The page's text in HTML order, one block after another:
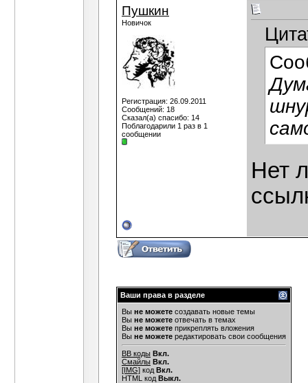
Пушкин
Новичок
Регистрация: 26.09.2011
Сообщений: 18
Сказал(а) спасибо: 14
Поблагодарили 1 раз в 1
сообщении
Нет
Ваши права в разделе
Вы не можете создавать новые темы
Вы не можете отвечать в темах
Вы не можете прикреплять вложения
Вы не можете редактировать свои сообщения
BB коды Вкл.
Смайлы Вкл.
[IMG] код Вкл.
HTML код Выкл.